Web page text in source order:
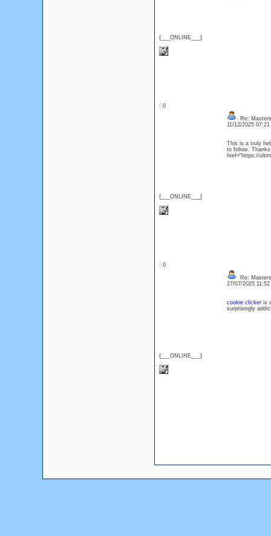
{___ONLINE___}
: 0
{___ONLINE___}
Re:
11/12/2025
This is a truly
to follow.
href="https://
: 0
{___ONLINE___}
Re:
27/07/2025
cookie clickeris
surprisingly